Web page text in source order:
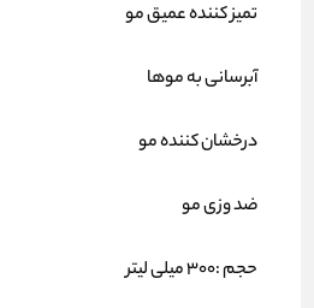
تمیز کننده عمیق مو
آبرسانی به موها
درخشان کننده مو
ضد وزی مو
حجم :300 میلی لیتر